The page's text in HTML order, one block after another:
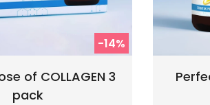
-14%
of COLLAGEN 3
pack